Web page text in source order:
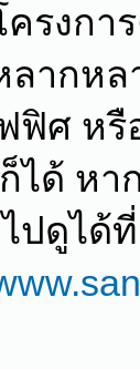
ครงกา
ลากห
ฟิศ หรื
ได้ หา
ปดูได้ที่